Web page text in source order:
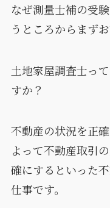
なぜ測量士補の受
うところからまず
土地家屋調査士っ
すか？
不動産の状況を正
よって不動産取引
確にするといった
仕事です。